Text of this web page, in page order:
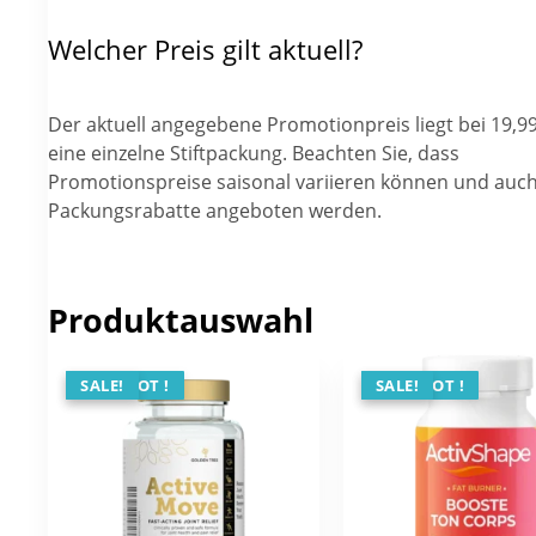
Welcher Preis gilt aktuell?
Der aktuell angegebene Promotionpreis liegt bei
eine einzelne Stiftpackung. Beachten Sie, dass
Promotionspreise saisonal variieren können und
Packungsrabatte angeboten werden.
Produktauswahl
ANGEBOT !
SALE! ANGEBOT !
SALE!